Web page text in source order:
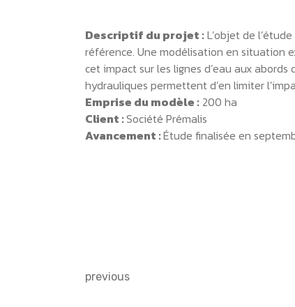
Descriptif du projet : L’objet de
référence. Une modélisation en situation
cet impact sur les lignes d’eau aux
hydrauliques permettent d’en limiter
Emprise du modèle : 200 ha
Client :Société Prémalis
Avancement :Étude finalisée en
previous